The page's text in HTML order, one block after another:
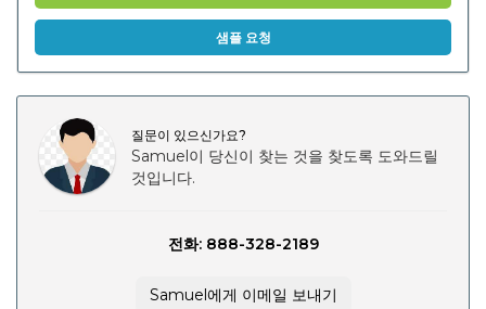
샘플 요청
질문이 있으신가요?
Samuel이 당신이 찾는 것을 찾도록 도와드릴
것입니다.
전화: 888-328-2189
Samuel에게 이메일 보내기